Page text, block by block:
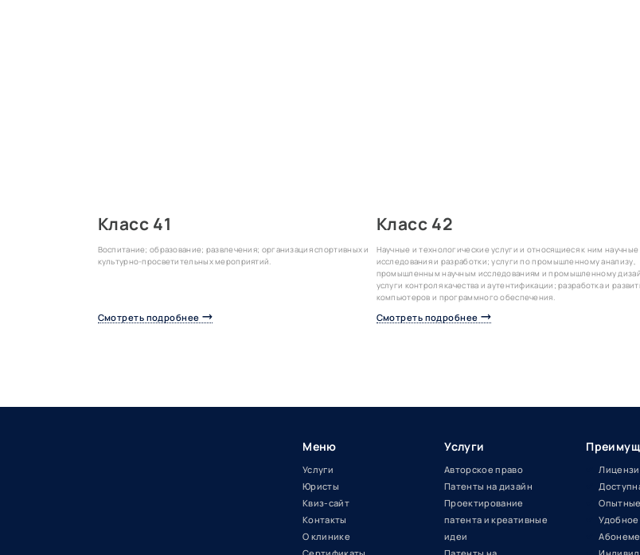
Класс 41
Воспитание; образование; развлечения; организация спортивных и
культурно-просветительных мероприятий.
Смотреть подробнее
Класс 42
Научные и технологические услуги и относящиеся к ним научные
исследования и разработки; услуги по промышленному анализу,
промышленным научным исследованиям и промышленному
услуги контроля качества и аутентификации; разработка и
компьютеров и программного обеспечения.
Смотреть подробнее
Меню
Услуги
Юристы
Квиз-сайт
Контакты
О клинике
Услуги
Авторское право
Патенты на дизайн
Проектирование
патента и креативные
идеи